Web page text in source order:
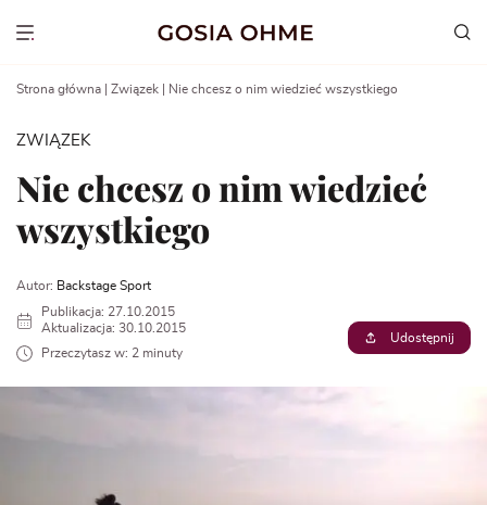
Show menu
Strona główna Związek Nie chcesz o nim wiedzieć wszystkiego
ZWIĄZEK
Nie chcesz o nim wiedzieć
wszystkiego
Autor: Backstage Sport
Publikacja: 27.10.2015
Aktualizacja: 30.10.2015
Przeczytasz w: 2 minuty
Udostępnij